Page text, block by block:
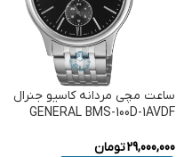
ساعت مچی مردانه کاسیو جنرال
GENERAL BMS-100D-1AVDF
29,000,000تومان